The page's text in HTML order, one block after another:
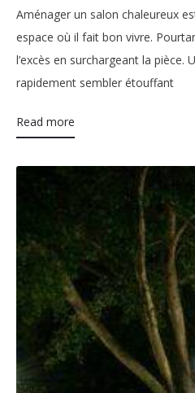
Aménager un salon chaleureux
espace où il fait bon vivre.
l’excès en surchargeant la pièce.
rapidement sembler étouffant
Read more